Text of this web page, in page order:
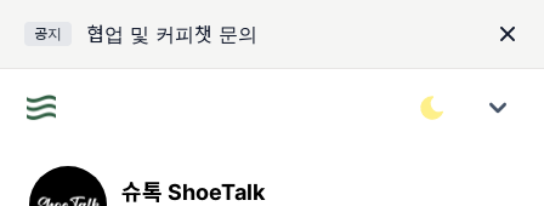
공지 협업 및 커피챗 문의
슈톡 ShoeTalk